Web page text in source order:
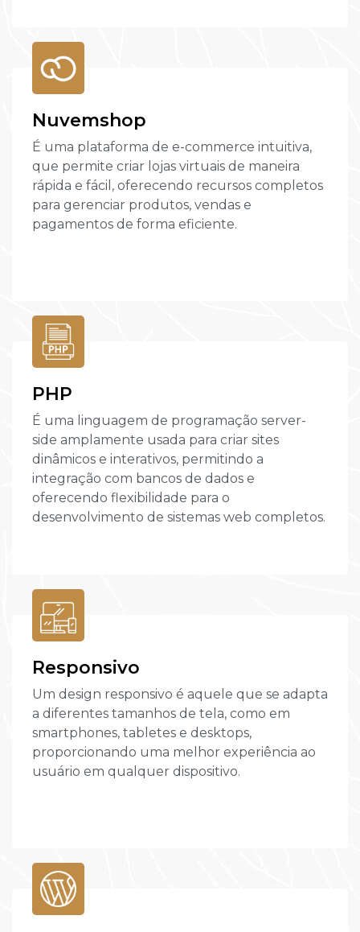
Nuvemshop
É uma plataforma de e-commerce intuitiva,
que permite criar lojas virtuais de maneira
rápida e fácil, oferecendo recursos completos
para gerenciar produtos, vendas e
pagamentos de forma eficiente.
PHP
É uma linguagem de programação server-
side amplamente usada para criar sites
dinâmicos e interativos, permitindo a
integração com bancos de dados e
oferecendo flexibilidade para o
desenvolvimento de sistemas web completos.
Responsivo
Um design responsivo é aquele que se adapta
a diferentes tamanhos de tela, como em
smartphones, tabletes e desktops,
proporcionando uma melhor experiência ao
usuário em qualquer dispositivo.